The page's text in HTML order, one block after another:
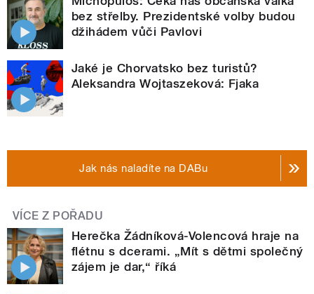
bez střelby. Prezidentské volby budou
džihádem vůči Pavlovi
Jaké je Chorvatsko bez turistů?
Aleksandra Wojtaszeková: Fjaka
Jak nás naladíte na DABu
VÍCE Z POŘADU
Herečka Žádníková-Volencová hraje na
flétnu s dcerami. „Mít s dětmi společný
zájem je dar,“ říká